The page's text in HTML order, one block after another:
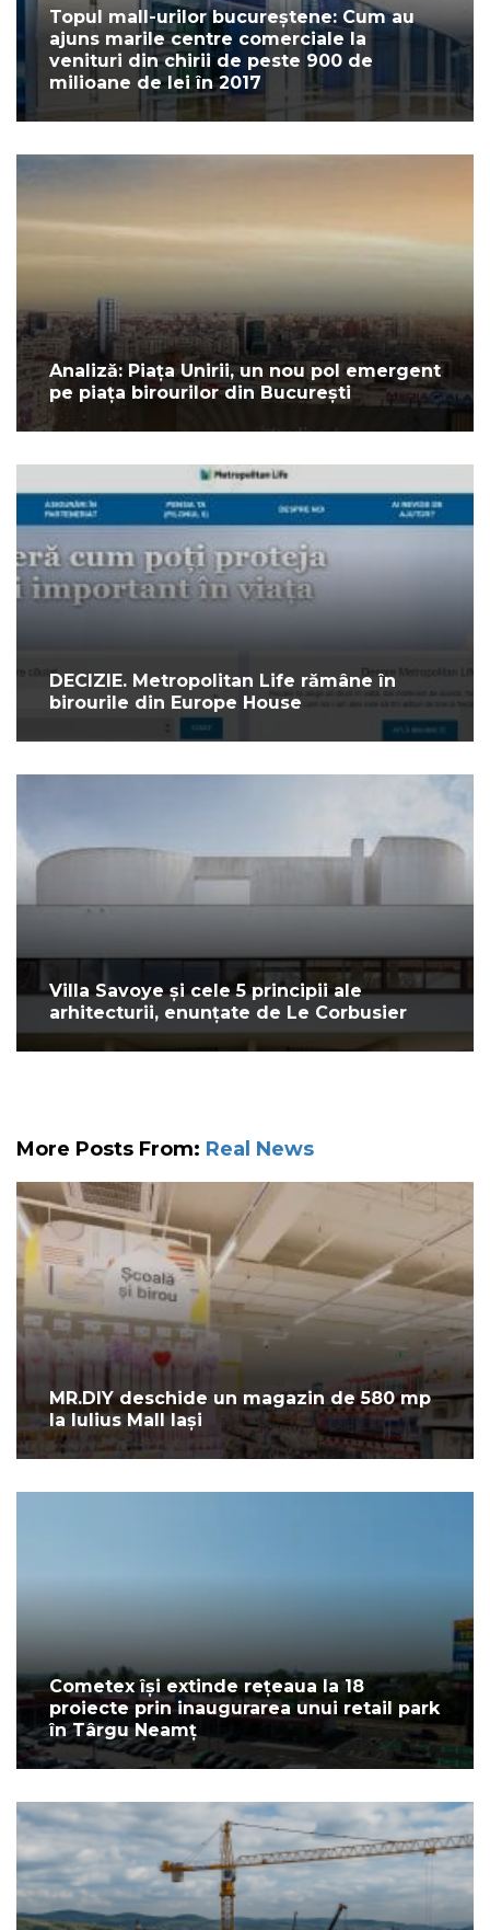
Topul mall-urilor bucureștene: Cum au
ajuns marile centre comerciale la
venituri din chirii de peste 900 de
milioane de lei în 2017
Analiză: Piața Unirii, un nou pol emergent
pe piața birourilor din București
DECIZIE. Metropolitan Life rămâne în
birourile din Europe House
Villa Savoye și cele 5 principii ale
arhitecturii, enunțate de Le Corbusier
More Posts From: Real News
MR.DIY deschide un magazin de 580 mp
la Iulius Mall Iași
Cometex își extinde rețeaua la 18
proiecte prin inaugurarea unui retail park
în Târgu Neamț